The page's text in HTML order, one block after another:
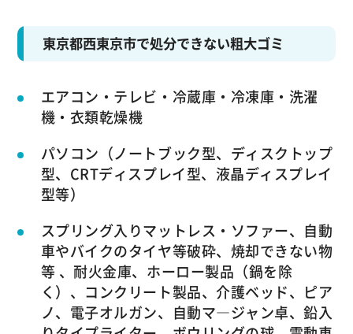
東京都西東京市で処分できない粗大ゴミ
エアコン・テレビ・冷蔵庫・冷凍庫・洗濯
機・衣類乾燥機
パソコン（ノートブック型、ディスクトップ
型、CRTディスプレイ型、液晶ディスプレイ
型等）
スプリング入りマットレス・ソファー、自動
車やバイクのタイヤ等破砕、焼却できない物
等 、耐火金庫、ホーロー製品（鍋を除
く）、コンクリート製品、介護ベッド、ピア
ノ、電子オルガン、自動マ―ジャン卓、鉛入